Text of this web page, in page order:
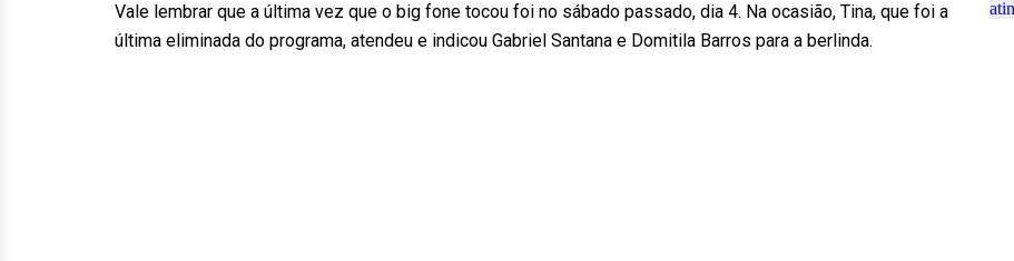
Vale lembrar que a última vez que o big fone tocou foi no sábado passado, dia 4. Na ocasião, Tina, que foi a
última eliminada do programa, atendeu e indicou Gabriel Santana e Domitila Barros para a berlinda.